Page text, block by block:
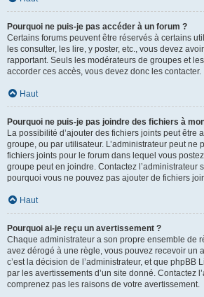
Pourquoi ne puis-je pas accéder à un forum ?
Certains forums peuvent être réservés à certains
les consulter, les lire, y poster, etc., vous devez
rapportant. Seuls les modérateurs de groupes et
accorder ces accès, vous devez donc les contacter.
Haut
Pourquoi ne puis-je pas joindre des fichiers à
La possibilité d’ajouter des fichiers joints peut être
groupe, ou par utilisateur. L’administrateur peut ne
fichiers joints pour le forum dans lequel vous
groupe peut en joindre. Contactez l’administrateur
pourquoi vous ne pouvez pas ajouter de fichiers
Haut
Pourquoi ai-je reçu un avertissement ?
Chaque administrateur a son propre ensemble de
avez dérogé à une règle, vous pouvez recevoir un
c’est la décision de l’administrateur, et que phpBB
par les avertissements d’un site donné. Contactez
comprenez pas les raisons de votre avertissement.